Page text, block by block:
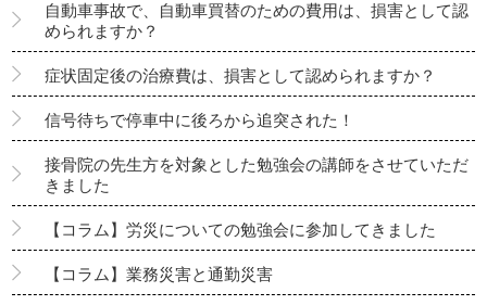
自動車事故で、自動車買替のための費用は、損害として認
められますか？
症状固定後の治療費は、損害として認められますか？
信号待ちで停車中に後ろから追突された！
接骨院の先生方を対象とした勉強会の講師をさせていただ
きました
【コラム】労災についての勉強会に参加してきました
【コラム】業務災害と通勤災害